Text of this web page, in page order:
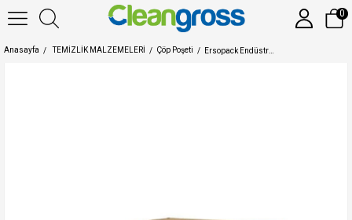
0
Anasayfa TEMİZLİK MALZEMELERİ Çöp Poşeti